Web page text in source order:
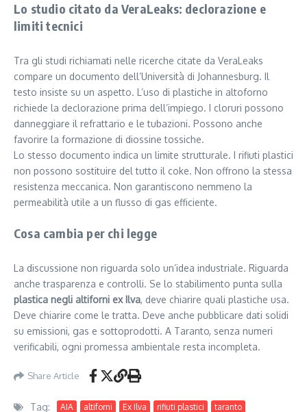
Lo studio citato da VeraLeaks: declorazione e
limiti tecnici
Tra gli studi richiamati nelle ricerche citate da VeraLeaks
compare un documento dell’Università di Johannesburg. Il
testo insiste su un aspetto. L’uso di plastiche in altoforno
richiede la declorazione prima dell’impiego. I cloruri possono
danneggiare il refrattario e le tubazioni. Possono anche
favorire la formazione di diossine tossiche.
Lo stesso documento indica un limite strutturale. I rifiuti plastici
non possono sostituire del tutto il coke. Non offrono la stessa
resistenza meccanica. Non garantiscono nemmeno la
permeabilità utile a un flusso di gas efficiente.
Cosa cambia per chi legge
La discussione non riguarda solo un’idea industriale. Riguarda
anche trasparenza e controlli. Se lo stabilimento punta sulla
plastica negli altiforni ex Ilva, deve chiarire quali plastiche usa.
Deve chiarire come le tratta. Deve anche pubblicare dati solidi
su emissioni, gas e sottoprodotti. A Taranto, senza numeri
verificabili, ogni promessa ambientale resta incompleta.
Share Article
Tag: AIA altiforni Ex Ilva rifiuti plastici taranto